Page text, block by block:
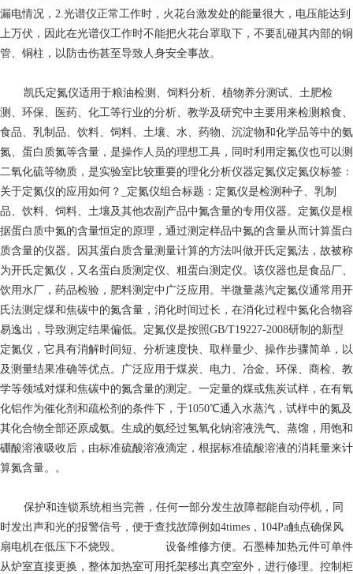
漏电情况，2.光谱仪正常工作时，火花台激发处的能量很大，电压能达到
上万伏，因此在光谱仪工作时不能把火花台罩取下，不要乱碰其内部的铜
管、铜柱，以防击伤甚至导致人身安全事故。
凯氏定氮仪适用于粮油检测、饲料分析、植物养分测试、土肥检
测、环保、医药、化工等行业的分析、教学及研究中主要用来检测粮食、
食品、乳制品、饮料、饲料、土壤、水、药物、沉淀物和化学品等中的氨
氮、蛋白质氮等含量，是操作人员的理想工具，同时利用定氮仪也可以测
二氧化硫等物质，是实验室比较重要的理化分析仪器定氮仪定氮仪标签：
关于定氮仪的应用如何？_定氮仪组合标题：定氮仪是检测种子、乳制
品、饮料、饲料、土壤及其他农副产品中氮含量的专用仪器。定氮仪是根
据蛋白质中氮的含量恒定的原理，通过测定样品中氮的含量从而计算蛋白
质含量的仪器。因其蛋白质含量测量计算的方法叫做开氏定氮法，故被称
为开氏定氮仪，又名蛋白质测定仪、粗蛋白测定仪。该仪器也是食品厂、
饮用水厂，药品检验，肥料测定中广泛应用。半微量蒸汽定氮仪通常用开
氏法测定煤和焦碳中的氮含量，消化时间过长，在消化过程中氮化合物容
易逸出，导致测定结果偏低。定氮仪是按照GB/T19227-2008研制的新型
定氮仪，它具有消解时间短、分析速度快、取样量少、操作步骤简单，以
及测量结果准确等优点。广泛应用于煤炭、电力、冶金、环保、商检、教
学等领域对煤和焦碳中的氮含量的测定。一定量的煤或焦炭试样，在有氧
化铝作为催化剂和疏松剂的条件下，于1050℃通入水蒸汽，试样中的氮及
其化合物全部还原成氨。生成的氨经过氢氧化钠溶液洗气、蒸馏，用饱和
硼酸溶液吸收后，由标准硫酸溶液滴定，根据标准硫酸溶液的消耗量来计
算氮含量。。
保护和连锁系统相当完善，任何一部分发生故障都能自动停机，同
时发出声和光的报警信号，便于查找故障例如4times，104Pa触点确保风
扇电机在低压下不烧毁。 设备维修方便。石墨棒加热元件可单件
从炉室直接更换，整体加热室可用托架移出真空室外，进行修理。控制柜